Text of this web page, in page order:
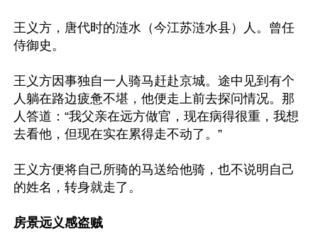
王义方，唐代时的涟水（今江苏涟水县）人。曾任
侍御史。
王义方因事独自一人骑马赶赴京城。途中见到有个
人躺在路边疲惫不堪，他便走上前去探问情况。那
人答道：“我父亲在远方做官，现在病得很重，我想
去看他，但现在实在累得走不动了。”
王义方便将自己所骑的马送给他骑，也不说明自己
的姓名，转身就走了。
房景远义感盗贼